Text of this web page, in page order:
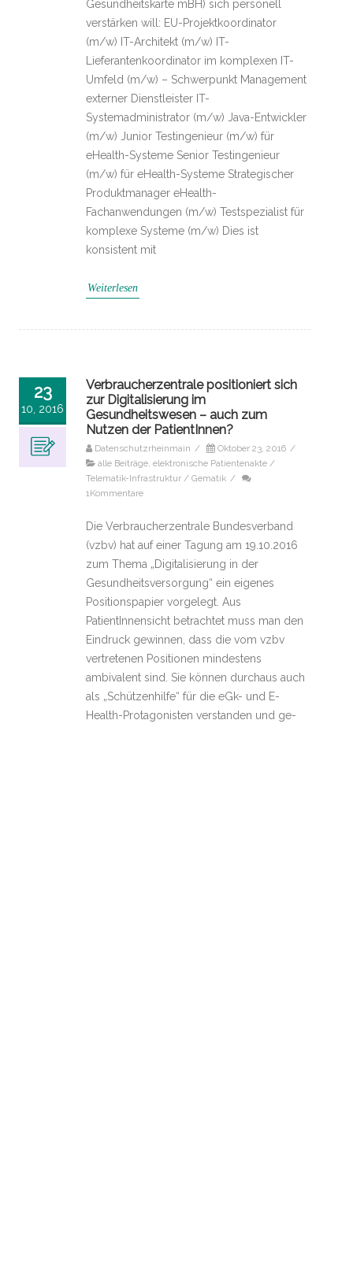
Gesundheitskarte mBH) sich personell
verstärken will: EU-Projektkoordinator
(m/w) IT-Architekt (m/w) IT-
Lieferantenkoordinator im komplexen IT-
Umfeld (m/w) – Schwerpunkt Management
externer Dienstleister IT-
Systemadministrator (m/w) Java-Entwickler
(m/w) Junior Testingenieur (m/w) für
eHealth-Systeme Senior Testingenieur
(m/w) für eHealth-Systeme Strategischer
Produktmanager eHealth-
Fachanwendungen (m/w) Testspezialist für
komplexe Systeme (m/w) Dies ist
konsistent mit
Weiterlesen
23
10, 2016
Verbraucherzentrale positioniert sich
zur Digitalisierung im
Gesundheitswesen – auch zum
Nutzen der PatientInnen?
Datenschutzrheinmain / Oktober 23, 2016 /
alle Beiträge elektronische Patientenakte /
Telematik-Infrastruktur / Gematik /
1Kommentare
Die Verbraucherzentrale Bundesverband
(vzbv) hat auf einer Tagung am 19.10.2016
zum Thema „Digitalisierung in der
Gesundheitsversorgung“ ein eigenes
Positionspapier vorgelegt. Aus
PatientInnensicht betrachtet muss man den
Eindruck gewinnen, dass die vom vzbv
vertretenen Positionen mindestens
ambivalent sind. Sie können durchaus auch
als „Schützenhilfe“ für die eGk- und E-
Health-Protagonisten verstanden und ge-